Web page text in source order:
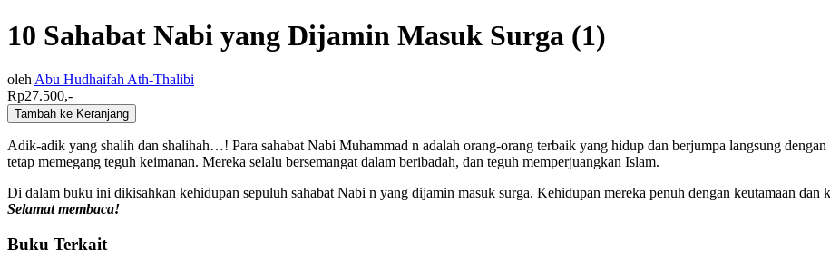
10 Sahabat Nabi yang Dijamin Masuk Surga (1)
olehAbu Hudhaifah Ath-Thalibi
Rp27.500,-
Tambah ke Keranjang
Adik-adik yang shalih dan shalihah…! Para sahabat Nabi Muhammad n adalah orang-orang terbaik yang hidup dan berjumpa langsung
tetap memegang teguh keimanan. Mereka selalu bersemangat dalam beribadah, dan teguh memperjuangkan Islam.
Di dalam buku ini dikisahkan kehidupan sepuluh sahabat Nabi n yang dijamin masuk surga. Kehidupan mereka penuh dengan keutamaan
Selamat membaca!
Buku Terkait